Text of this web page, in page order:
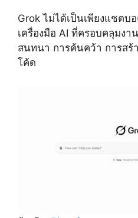
Grok ไม่ได้เป็นเพียงแชตบ
เครื่องมือ AI ที่ครอบคลุมงา
สนทนา การค้นคว้า การสร้
โค้ด